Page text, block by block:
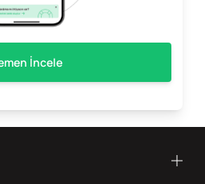
İncele